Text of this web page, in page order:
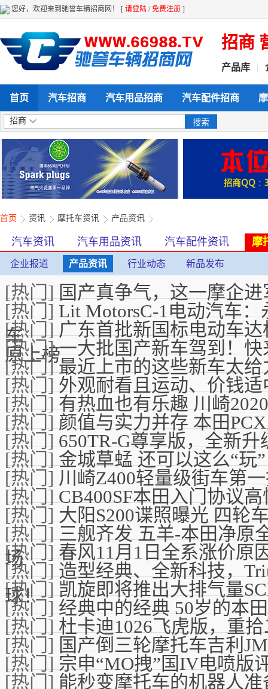
您好，欢迎来到驰誉车辆招商网！ [ 请登陆 /免费注册 ]
方位给力企业产品展示 招商 营销
产品库
首页 汽车招商 汽车用品招商 汽车配件招商
招商
首页 资讯 摩托车资讯 产品资讯
汽车资讯 汽车用品资讯 汽车配件资讯 摩
企业报道 产品资讯 行业动态 新品发布
[热门]国产真争气，这一摩企
[热门]Lit MotorsC-1电动汽车
车
[热门]广东首批新国标电动车
原上榜
[热门]一大批国产新车驾到！
[热门]最近上市的这些新车太给
[热门]外观耐看且运动、价钱
[热门]有热血也有乐趣 川崎
[热门]颜值与实力并存 本田
[热门]650TR-G尊享版，全新
[热门]金城草蜢 还可以这么“玩”
[热门]川崎Z400轻量级街车第
[热门]CB400SF本田入门协议
[热门]大阳S200谍照曝光 四轮
[热门]三舰齐发 五羊-本田净原
场
[热门]春风11月1日全系涨价原
[热门]造型经典、全新科技，
球！
[热门]凯旋即将推出大排气量
[热门]经典中的经典 50岁的本
[热门]杜卡迪1026飞虎版，重
[热门]国产倒三轮摩托车吉利
[热门]宗申“MO拽”国IV电喷版
[热门]能秒变摩托车的机器人准